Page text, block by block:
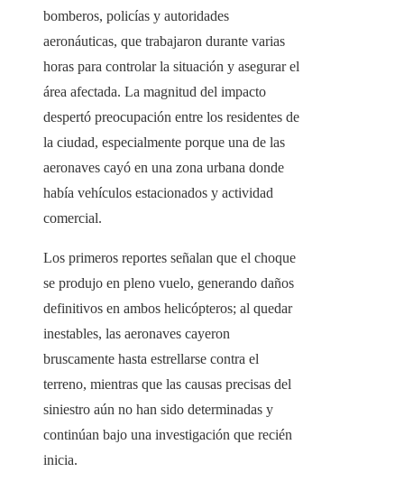
bomberos, policías y autoridades
aeronáuticas, que trabajaron durante varias
horas para controlar la situación y asegurar el
área afectada. La magnitud del impacto
despertó preocupación entre los residentes de
la ciudad, especialmente porque una de las
aeronaves cayó en una zona urbana donde
había vehículos estacionados y actividad
comercial.
Los primeros reportes señalan que el choque
se produjo en pleno vuelo, generando daños
definitivos en ambos helicópteros; al quedar
inestables, las aeronaves cayeron
bruscamente hasta estrellarse contra el
terreno, mientras que las causas precisas del
siniestro aún no han sido determinadas y
continúan bajo una investigación que recién
inicia.